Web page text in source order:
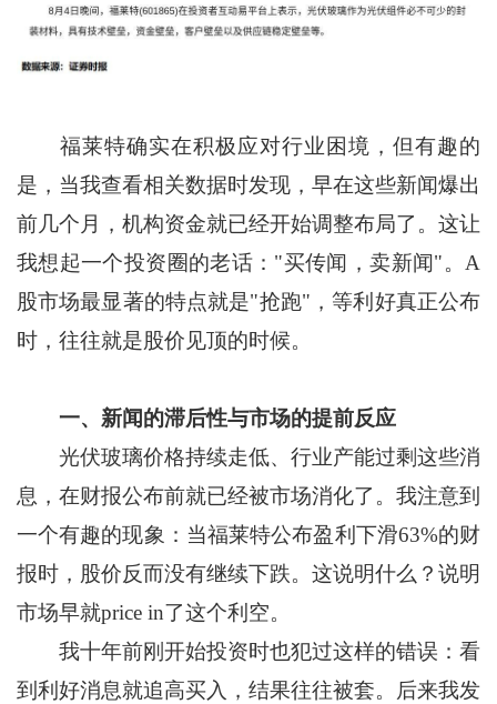
福莱特确实在积极应对行业困境，但有趣的
是，当我查看相关数据时发现，早在这些新闻爆出
前几个月，机构资金就已经开始调整布局了。这让
我想起一个投资圈的老话："买传闻，卖新闻"。A
股市场最显著的特点就是"抢跑"，等利好真正公布
时，往往就是股价见顶的时候。
一、新闻的滞后性与市场的提前反应
光伏玻璃价格持续走低、行业产能过剩这些消
息，在财报公布前就已经被市场消化了。我注意到
一个有趣的现象：当福莱特公布盈利下滑63%的财
报时，股价反而没有继续下跌。这说明什么？说明
市场早就price in了这个利空。
我十年前刚开始投资时也犯过这样的错误：看
到利好消息就追高买入，结果往往被套。后来我发